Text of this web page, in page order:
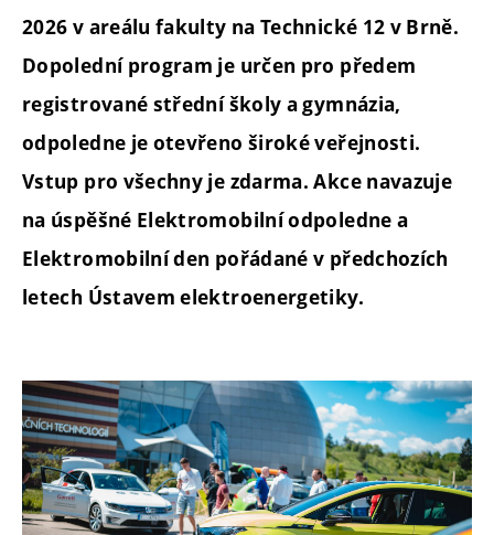
2026 v areálu fakulty na Technické 12 v Brně.
Dopolední program je určen pro předem
registrované střední školy a gymnázia,
odpoledne je otevřeno široké veřejnosti.
Vstup pro všechny je zdarma. Akce navazuje
na úspěšné Elektromobilní odpoledne a
Elektromobilní den pořádané v předchozích
letech Ústavem elektroenergetiky.